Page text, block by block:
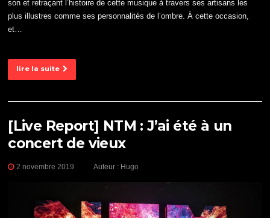
son et retraçant l’histoire de cette musique à travers ses artisans les
plus illustres comme ses personnalités de l’ombre. À cette occasion,
et…
lire la suite
[Live Report] NTM : J’ai été à un
concert de vieux
2 novembre 2019 Auteur : Hugo